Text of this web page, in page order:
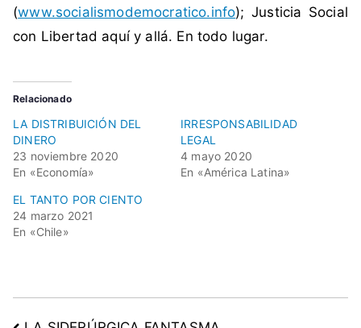
,
g
o
i
e
r
n
o
N
u
(www.socialismodemocratico.info); Justicia Social
con Libertad aquí y allá. En todo lugar.
Relacionado
LA DISTRIBUICIÓN DEL
DINERO
23 noviembre 2020
En «Economía»
IRRESPONSABILIDAD
LEGAL
4 mayo 2020
En «América Latina»
EL TANTO POR CIENTO
24 marzo 2021
En «Chile»